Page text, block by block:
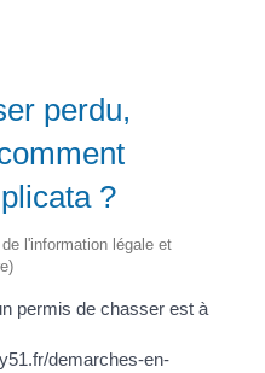
perdu,
?
l'information légale et
permis de chasser est à
demarches-en-